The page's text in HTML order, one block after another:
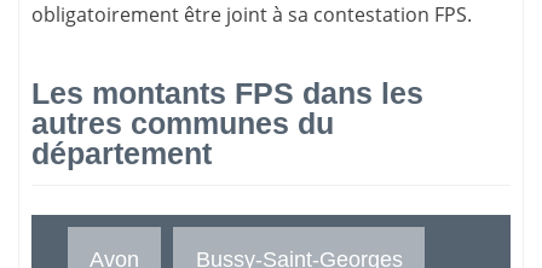
obligatoirement être joint à sa contestation FPS.
Les montants FPS dans les
autres communes du
département
Avon Bussy-Saint-Georges